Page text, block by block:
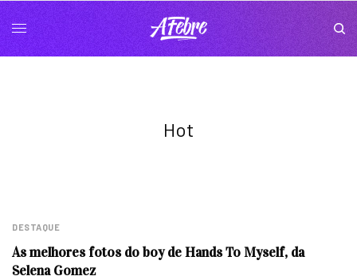
Hot
DESTAQUE
As melhores fotos do boy de Hands To Myself, da
Selena Gomez